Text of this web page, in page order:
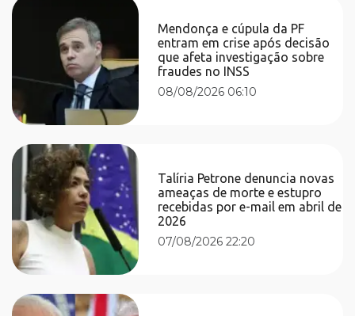
Mendonça e cúpula da PF
entram em crise após decisão
que afeta investigação sobre
fraudes no INSS
08/08/2026 06:10
Talíria Petrone denuncia novas
ameaças de morte e estupro
recebidas por e-mail em abril de
2026
07/08/2026 22:20